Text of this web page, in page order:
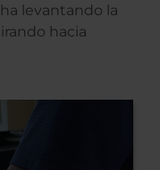
levantando la
hacia